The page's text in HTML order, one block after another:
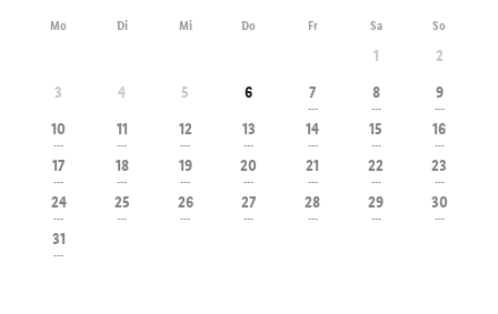
Mo Di Mi Do Fr Sa So
1
2
3
4 5 6 7
---
8
---
9
---
10
---
11
---
12
---
13
---
14
---
15
---
16
---
17
---
18
---
19
---
20
---
21
---
22
---
23
---
24
---
25
---
26
---
27
---
28
---
29
---
30
---
31
---